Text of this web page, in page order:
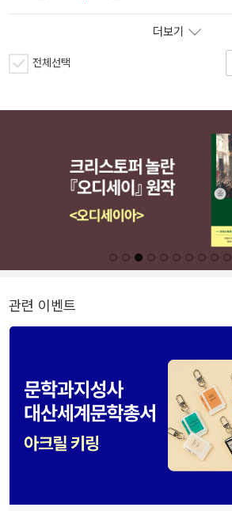
더보기
전체선택
관련 이벤트